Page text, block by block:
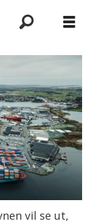
vil se ut,